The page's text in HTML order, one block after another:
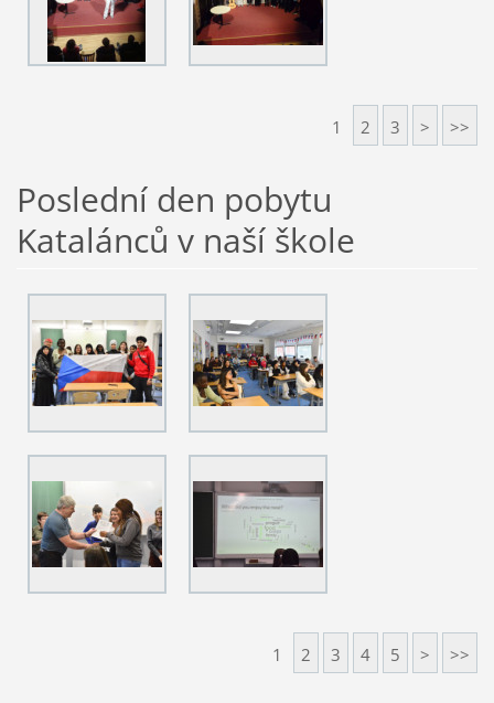
1 2 3 > >>
Poslední den pobytu
Katalánců v naší škole
1 2 3 4 5 > >>